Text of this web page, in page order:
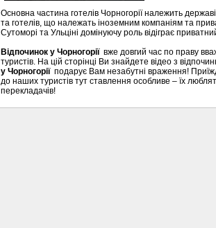
Основна частина готелів Чорногорії належить
та готелів, що належать іноземним компаніям та
Сутоморі та Ульціні домінуючу роль відіграє
Відпочинок у Чорногорії вже довгий час по праву
туристів. На цій сторінці Ви знайдете відео з
у Чорногоріїподарує Вам незабутні враження!
до наших туристів тут ставлення особливе – їх
перекладачів!